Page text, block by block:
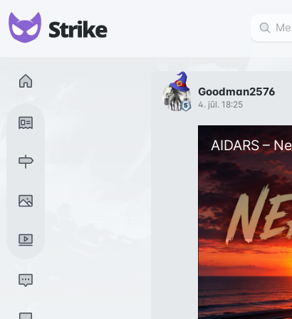
Goodman2576
4. jūl. 18:25
AIDARS –